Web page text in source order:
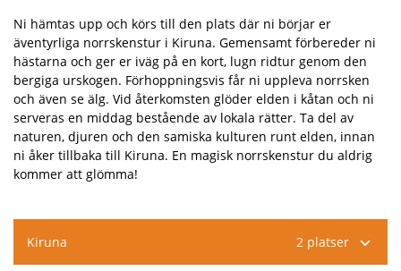
Ni hämtas upp och körs till den plats där ni börjar er
äventyrliga norrskenstur i Kiruna. Gemensamt förbereder ni
hästarna och ger er iväg på en kort, lugn ridtur genom den
bergiga urskogen. Förhoppningsvis får ni uppleva norrsken
och även se älg. Vid återkomsten glöder elden i kåtan och ni
serveras en middag bestående av lokala rätter. Ta del av
naturen, djuren och den samiska kulturen runt elden, innan
ni åker tillbaka till Kiruna. En magisk norrskenstur du aldrig
kommer att glömma!
Kiruna 2 platser